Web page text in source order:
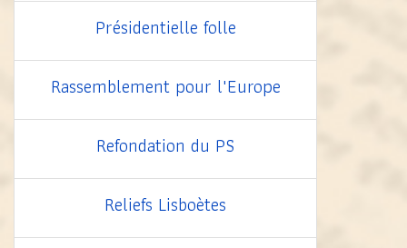
Présidentielle folle
Rassemblement pour l'Europe
Refondation du PS
Reliefs Lisboètes